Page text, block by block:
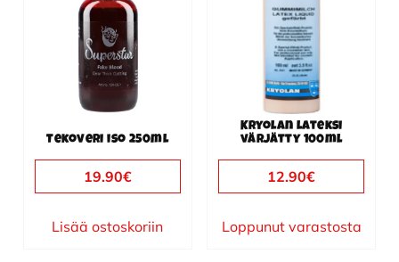
Tekoveri iso 250ml
19.90€
Lisää ostoskoriin
Kryolan lateksi
värjätty 100ml
12.90€
Loppunut varastosta